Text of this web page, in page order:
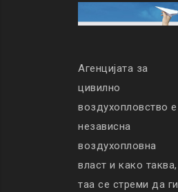
Агенцијата за
цивилно
воздухопловство е
независна
воздухопловна
власт и како таква,
таа се стреми да ги